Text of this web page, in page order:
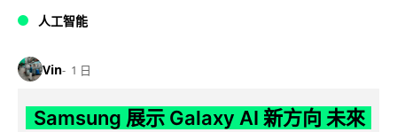
人工智能
Vin 1 日
Samsung 展示 Galaxy AI 新方向 未來